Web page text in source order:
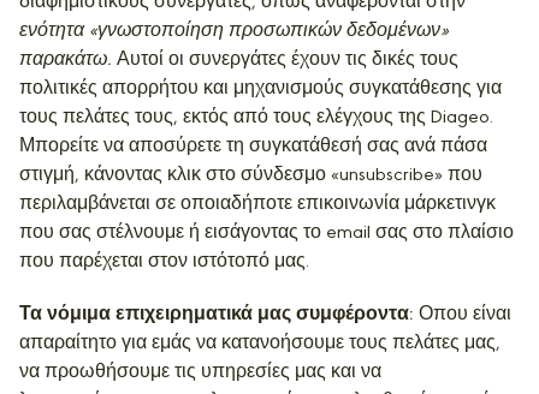
ενότητα «γνωστοποίηση προσωπικών δεδομένων»
παρακάτω. Αυτοί οι συνεργάτες έχουν τις δικές τους
πολιτικές απορρήτου και μηχανισμούς συγκατάθεσης για
τους πελάτες τους, εκτός από τους ελέγχους της Diageo.
Μπορείτε να αποσύρετε τη συγκατάθεσή σας ανά πάσα
στιγμή, κάνοντας κλικ στο σύνδεσμο «unsubscribe» που
περιλαμβάνεται σε οποιαδήποτε επικοινωνία μάρκετινγκ
που σας στέλνουμε ή εισάγοντας το email σας στο πλαίσιο
που παρέχεται στον ιστότοπό μας.
Τα νόμιμα επιχειρηματικά μας συμφέροντα: Οπου είναι
απαραίτητο για εμάς να κατανοήσουμε τους πελάτες μας,
να προωθήσουμε τις υπηρεσίες μας και να